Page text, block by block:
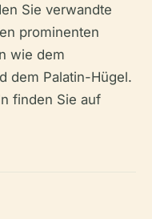
Sie verwandte
prominenten
wie dem
dem Palatin-Hügel.
finden Sie auf